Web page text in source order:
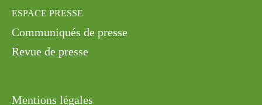
ESPACE PRESSE
Communiqués de presse
Revue de presse
Mentions légales